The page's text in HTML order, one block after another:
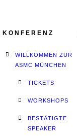
KONFERENZ
WILLKOMMEN ZUR
ASMC MÜNCHEN
TICKETS
WORKSHOPS
BESTÄTIGTE
SPEAKER